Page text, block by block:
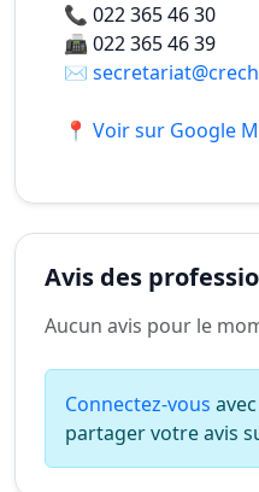
📞 022 365 46 30
📠022 365 46 39
✉️
📍 Voir sur Google
Avis des
Aucun avis pour le
Connectez-vous
partager votre avis